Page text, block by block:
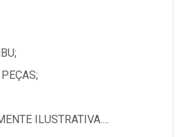
ILUSTRATIVA....